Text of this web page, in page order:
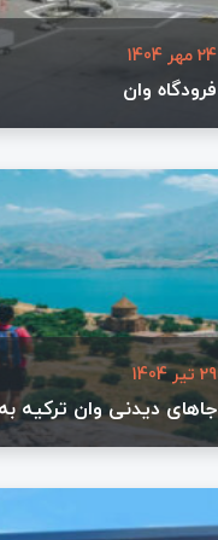
24 مهر 1404
فرودگاه وان
29 تیر 1404
جاهای دیدنی وان ترکیه